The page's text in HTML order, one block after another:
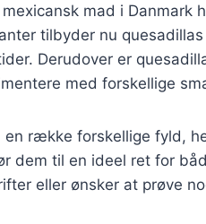
mad i Danmark
tilbyder nu
Derudover er
med forskellige
en række forskellige fyld,
dem til en ideel ret for
eller ønsker at prøve